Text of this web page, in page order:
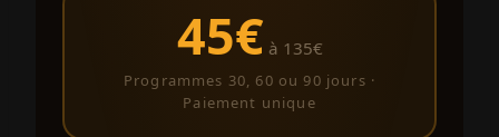
45€ à 135€
Programmes 30, 60 ou 90 jours ·
Paiement unique